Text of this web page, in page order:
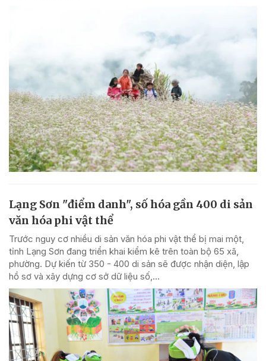
Lạng Sơn "điểm danh", số hóa gần 400 di sản
văn hóa phi vật thể
Trước nguy cơ nhiều di sản văn hóa phi vật thể bị mai một,
tỉnh Lạng Sơn đang triển khai kiểm kê trên toàn bộ 65 xã,
phường. Dự kiến từ 350 - 400 di sản sẽ được nhận diện, lập
hồ sơ và xây dựng cơ sở dữ liệu số,...